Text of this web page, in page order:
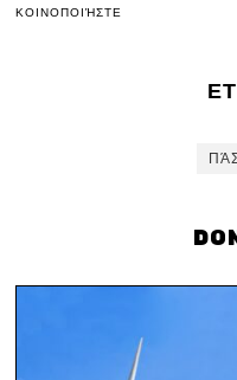
ΚΟΙΝΟΠΟΙΉΣΤΕ